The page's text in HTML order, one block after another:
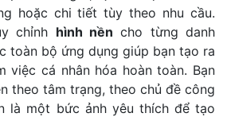
hoặc chi tiết tùy theo nhu cầu.
chỉnh hình nền cho từng danh
toàn bộ ứng dụng giúp bạn tạo ra
việc cá nhân hóa hoàn toàn. Bạn
theo tâm trạng, theo chủ đề công
là một bức ảnh yêu thích để tạo